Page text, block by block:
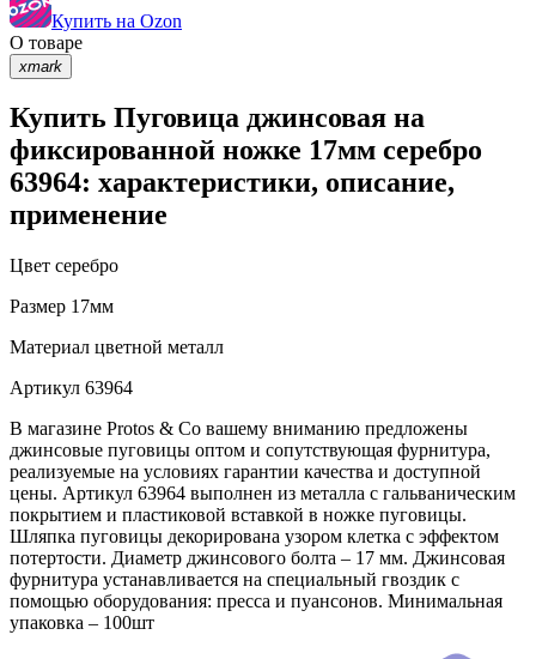
Купить на Ozon
О товаре
xmark
Купить Пуговица джинсовая на
фиксированной ножке 17мм серебро
63964: характеристики, описание,
применение
Цвет серебро
Размер 17мм
Материал цветной металл
Артикул 63964
В магазине Protos & Co вашему вниманию предложены
джинсовые пуговицы оптом и сопутствующая фурнитура,
реализуемые на условиях гарантии качества и доступной
цены. Артикул 63964 выполнен из металла с гальваническим
покрытием и пластиковой вставкой в ножке пуговицы.
Шляпка пуговицы декорирована узором клетка с эффектом
потертости. Диаметр джинсового болта – 17 мм. Джинсовая
фурнитура устанавливается на специальный гвоздик с
помощью оборудования: пресса и пуансонов. Минимальная
упаковка – 100шт